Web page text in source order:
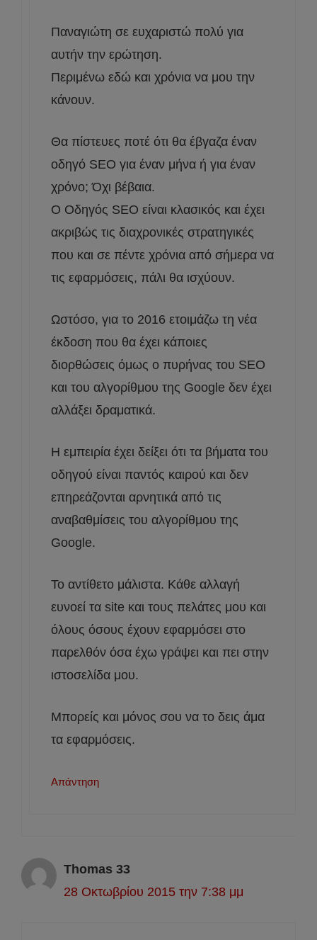
Παναγιώτη σε ευχαριστώ πολύ για
αυτήν την ερώτηση.
Περιμένω εδώ και χρόνια να μου την
κάνουν.
Θα πίστευες ποτέ ότι θα έβγαζα έναν
οδηγό SEO για έναν μήνα ή για έναν
χρόνο; Όχι βέβαια.
Ο Οδηγός SEO είναι κλασικός και έχει
ακριβώς τις διαχρονικές στρατηγικές
που και σε πέντε χρόνια από σήμερα να
τις εφαρμόσεις, πάλι θα ισχύουν.
Ωστόσο, για το 2016 ετοιμάζω τη νέα
έκδοση που θα έχει κάποιες
διορθώσεις όμως ο πυρήνας του SEO
και του αλγορίθμου της Google δεν έχει
αλλάξει δραματικά.
Η εμπειρία έχει δείξει ότι τα βήματα του
οδηγού είναι παντός καιρού και δεν
επηρεάζονται αρνητικά από τις
αναβαθμίσεις του αλγορίθμου της
Google.
Το αντίθετο μάλιστα. Κάθε αλλαγή
ευνοεί τα site και τους πελάτες μου και
όλους όσους έχουν εφαρμόσει στο
παρελθόν όσα έχω γράψει και πει στην
ιστοσελίδα μου.
Μπορείς και μόνος σου να το δεις άμα
τα εφαρμόσεις.
Απάντηση
Thomas 33
28 Οκτωβρίου 2015 την 7:38 μμ